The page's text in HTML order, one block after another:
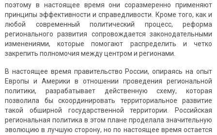
поэтому в настоящее время они соразмеренно применяют
принципы эффективности и справедливости. Кроме того, как и
любой современный политический процесс, реформа
регионального развития сопровождается законодательными
изменениями, которые помогают распределить и четко
закрепить полномочия между центром и регионами.
В настоящее время правительство России, опираясь на опыт
Европы и Америки в отношении проведения региональной
политики, разрабатывает действенную схему, которая
позволила бы скоординировать территориальное развитие
такой обширной государственной территории. Российская
региональная политика в этом плане проделала значительную
эволюцию в лучшую сторону, но по настоящее время остается